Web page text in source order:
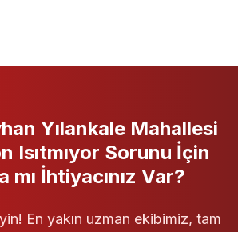
Yılankale Mahallesi
Isıtmıyor Sorunu İçin
mı İhtiyacınız Var?
En yakın uzman ekibimiz, tam